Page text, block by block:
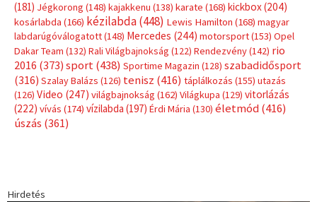
(181) Jégkorong (148) kajakkenu (138) karate (168) kickbox(204)
kosárlabda (166) kézilabda(448) Lewis Hamilton (168) magyar
labdarúgóválogatott(148) Mercedes (244) motorsport(153) Opel
Dakar Team (132) Rali Világbajnokság (122) Rendezvény(142) rio
2016 (373) sport(438) Sportime Magazin (128) szabadidősport
(316) Szalay Balázs (126) tenisz (416) táplálkozás (155) utazás
(126) Video (247) világbajnokság (162) Világkupa (129) vitorlázás
(222) vívás (174) vízilabda (197) Érdi Mária (130) életmód(416)
úszás (361)
Hirdetés